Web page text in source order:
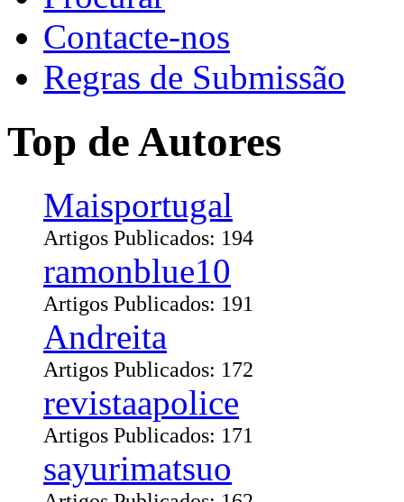
Contacte-nos
Regras de Submissão
Top de Autores
Maisportugal
Artigos Publicados: 194
ramonblue10
Artigos Publicados: 191
Andreita
Artigos Publicados: 172
revistaapolice
Artigos Publicados: 171
sayurimatsuo